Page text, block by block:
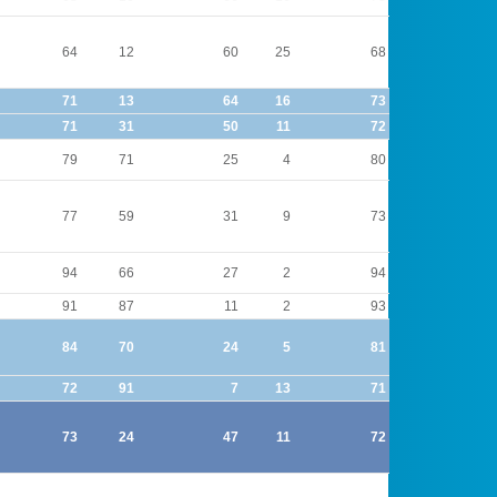
64 12 60 25 68
71 13 64 16 73
71 31 50 11 72
79 71 25 4 80
77 59 31 9 73
94 66 27 2 94
91 87 11 2 93
84 70 24 5 81
72 91 7 13 71
73 24 47 11 72